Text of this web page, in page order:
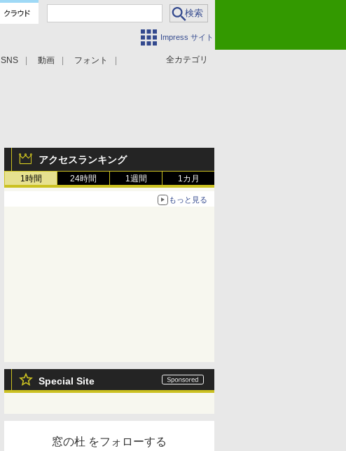
Impress サイト
全カテゴリ
SNS 動画 フォント
アクセスランキング
1時間 24時間 1週間 1カ月
もっと見る
Special Site
窓の杜 をフォローする